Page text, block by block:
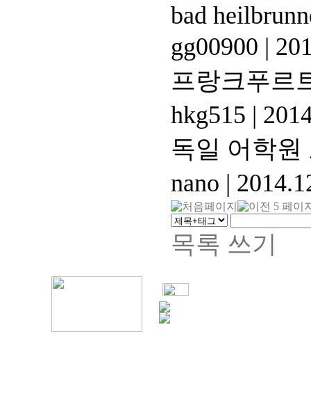
bad
gg00900 |
프랑크푸르
hkg515 |
독일 어학원
nano |
목록 쓰기